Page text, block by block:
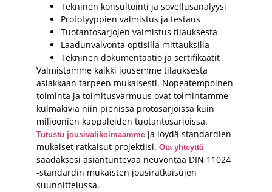
Tekninen konsultointi ja sovellusanalyysi
Prototyyppien valmistus ja testaus
Tuotantosarjojen valmistus tilauksesta
Laadunvalvonta optisilla mittauksilla
Tekninen dokumentaatio ja sertifikaatit
Valmistamme kaikki jousemme tilauksesta
asiakkaan tarpeen mukaisesti. Nopeatempoinen
toiminta ja toimitusvarmuus ovat toimintamme
kulmakiviä niin pienissä protosarjoissa kuin
miljoonien kappaleiden tuotantosarjoissa.
Tutustu jousivalikoimaamme ja löydä standardien
mukaiset ratkaisut projektiisi. Ota yhteyttä
saadaksesi asiantuntevaa neuvontaa DIN 11024
-standardin mukaisten jousiratkaisujen
suunnittelussa.